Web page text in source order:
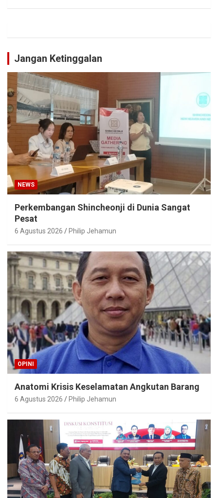
Jangan Ketinggalan
NEWS
Perkembangan Shincheonji di Dunia Sangat
Pesat
6 Agustus 2026 Philip Jehamun
OPINI
Anatomi Krisis Keselamatan Angkutan Barang
6 Agustus 2026 Philip Jehamun